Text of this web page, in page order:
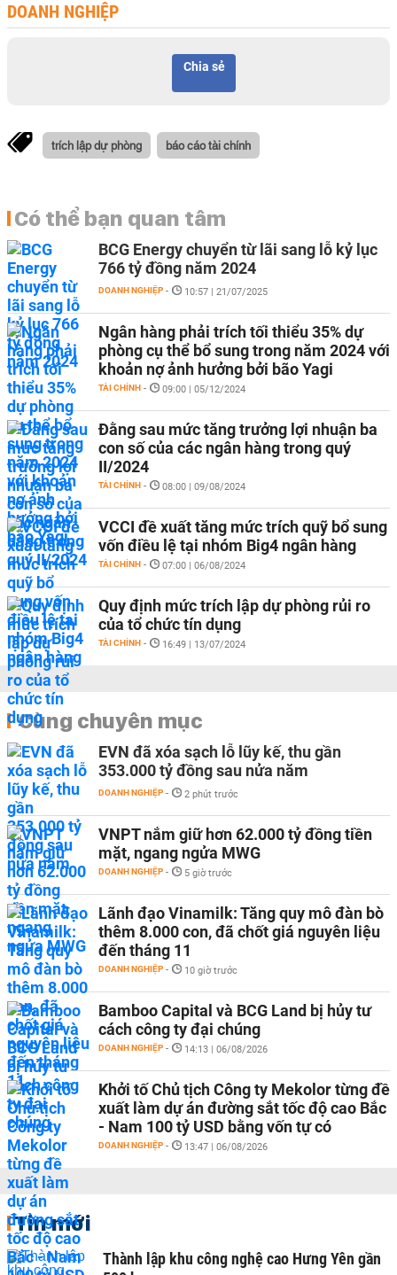
DOANH NGHIỆP
Chia sẻ
trích lập dự phòng báo cáo tài chính
Có thể bạn quan tâm
BCG Energy chuyển từ lãi sang lỗ kỷ lục
766 tỷ đồng năm 2024
DOANH NGHIỆP - 10:57 | 21/07/2025
Ngân hàng phải trích tối thiểu 35% dự
phòng cụ thể bổ sung trong năm 2024 với
khoản nợ ảnh hưởng bởi bão Yagi
TÀI CHÍNH - 09:00 | 05/12/2024
Đằng sau mức tăng trưởng lợi nhuận ba
con số của các ngân hàng trong quý
II/2024
TÀI CHÍNH - 08:00 | 09/08/2024
VCCI đề xuất tăng mức trích quỹ bổ sung
vốn điều lệ tại nhóm Big4 ngân hàng
TÀI CHÍNH - 07:00 | 06/08/2024
Quy định mức trích lập dự phòng rủi ro
của tổ chức tín dụng
TÀI CHÍNH - 16:49 | 13/07/2024
Cùng chuyên mục
EVN đã xóa sạch lỗ lũy kế, thu gần
353.000 tỷ đồng sau nửa năm
DOANH NGHIỆP - 2 phút trước
VNPT nắm giữ hơn 62.000 tỷ đồng tiền
mặt, ngang ngửa MWG
DOANH NGHIỆP - 5 giờ trước
Lãnh đạo Vinamilk: Tăng quy mô đàn bò
thêm 8.000 con, đã chốt giá nguyên liệu
đến tháng 11
DOANH NGHIỆP - 10 giờ trước
Bamboo Capital và BCG Land bị hủy tư
cách công ty đại chúng
DOANH NGHIỆP - 14:13 | 06/08/2026
Khởi tố Chủ tịch Công ty Mekolor từng đề
xuất làm dự án đường sắt tốc độ cao Bắc
- Nam 100 tỷ USD bằng vốn tự có
DOANH NGHIỆP - 13:47 | 06/08/2026
Tin mới
Thành lập khu công nghệ cao Hưng Yên gần